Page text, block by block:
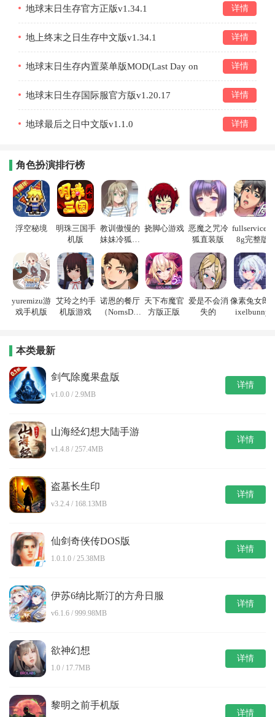
地球末日生存官方正版v1.34.1 详情
地上终末之日生存中文版v1.34.1 详情
地球末日生存内置菜单版MOD(Last Day on
详情
地球末日生存国际服官方版v1.20.17 详情
地球最后之日中文版v1.1.0 详情
角色扮演排行榜
浮空秘境
明珠三国手
机版
教训傲慢的
妹妹冷狐游
戏
挠脚心游戏 恶魔之咒冷
狐直装版
fullservice1.
8g完整版
yuremizu游
戏手机版
艾玲之约手
机版游戏
诺恩的餐厅
（NornsDin
天下布魔官
方版正版
爱是不会消
失的
像素兔女郎p
ixelbunny
本类最新
剑气除魔果盘版
v1.0.0 / 2.9MB
详情
山海经幻想大陆手游
v1.4.8 / 257.4MB
详情
盗墓长生印
v3.2.4 / 168.13MB
详情
仙剑奇侠传DOS版
1.0.1.0 / 25.38MB
详情
伊苏6纳比斯汀的方舟日服
v6.1.6 / 999.98MB
详情
欲神幻想
1.0 / 17.7MB
详情
黎明之前手机版
详情